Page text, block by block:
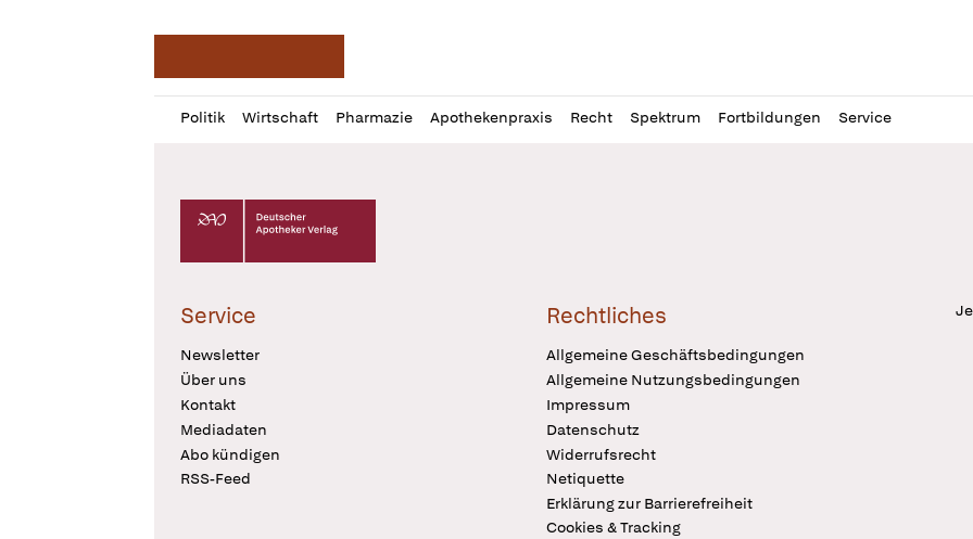
Politik Wirtschaft Pharmazie Apothekenpraxis Recht Spektrum Fortbildungen Service
Profil
öffnen
Daz
Pur
Deutscher Apotheker Verlag Logo
Service
Newsletter
Über uns
Kontakt
Mediadaten
Abo kündigen
RSS-Feed
Rechtliches
Allgemeine Geschäftsbedingungen
Allgemeine Nutzungsbedingungen
Impressum
Datenschutz
Widerrufsrecht
Netiquette
Erklärung zur Barrierefreiheit
Cookies & Tracking